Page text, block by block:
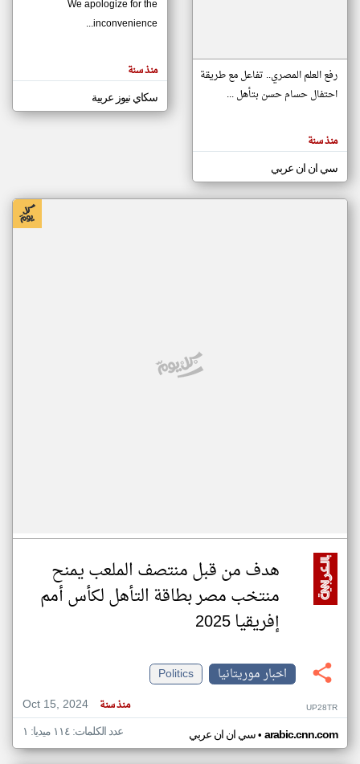
مصادر الأخبار من موريتانيا
اخبار موريتانيا على مدار الساعة
أهم اخبار موريتانيا العاجلة والمباشرة
المقالات
الموجوده
هنا عن
رفع العلم المصري.. تفاعل مع طريقة
احتفال حسام حسن بتأهل ...
منذ سنة
سي ان ان عربي
We apologize for the
inconvenience...
منذ سنة
سكاي نيوز عربية
هدف من قبل منتصف الملعب يمنح
منتخب مصر بطاقة التأهل لكأس أمم
إفريقيا 2025
اخبار موريتانيا
Politics
Oct 15, 2024
منذ سنة UP28TR
سي ان ان عربي• arabic.cnn.com عدد الكلمات: ١١٤ ميديا: ١
klyoum.com